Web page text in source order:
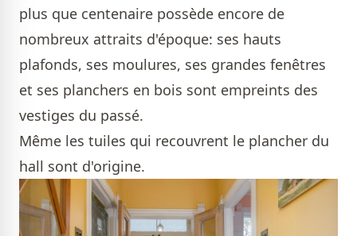
plus que centenaire possède encore de
nombreux attraits d'époque: ses hauts
plafonds, ses moulures, ses grandes fenêtres
et ses planchers en bois sont empreints des
vestiges du passé.
Même les tuiles qui recouvrent le plancher du
hall sont d'origine.